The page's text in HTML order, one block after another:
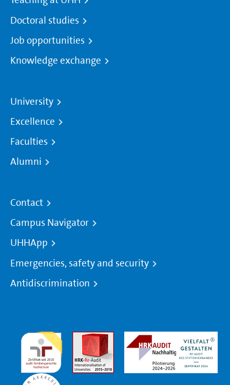
Doctoral studies
Job opportunities
Knowledge exchange
University
Excellence
Faculties
Alumni
Contact
Campus Navigator
UHHApp
Emergencies, safety and security
Antidiscrimination